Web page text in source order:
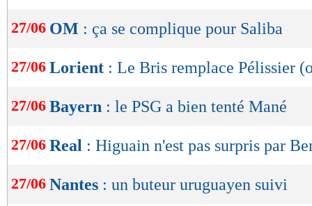
27/06 OM : ça se complique pour Saliba
27/06 Lorient : Le Bris remplace Pélissier
27/06 Bayern : le PSG a bien tenté Mané
27/06 Real : Higuain n'est pas surpris par
27/06 Nantes : un buteur uruguayen suivi